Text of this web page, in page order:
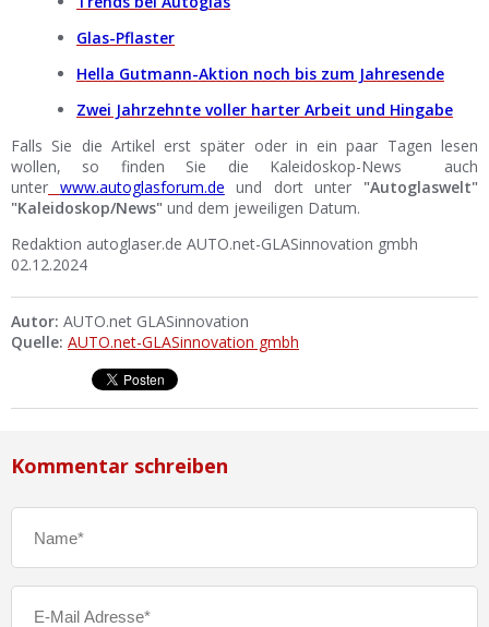
Glas-Pflaster
Hella Gutmann-Aktion noch bis zum Jahresende
Zwei Jahrzehnte voller harter Arbeit und Hingabe
Falls Sie die Artikel erst später oder in ein paar Tagen lesen
wollen, so finden Sie die Kaleidoskop-News auch
unter www.autoglasforum.de und dort unter "Autoglaswelt"
"Kaleidoskop/News" und dem jeweiligen Datum.
Redaktion autoglaser.de AUTO.net-GLASinnovation gmbh
02.12.2024
Autor: AUTO.net GLASinnovation
Quelle: AUTO.net-GLASinnovation gmbh
Kommentar schreiben